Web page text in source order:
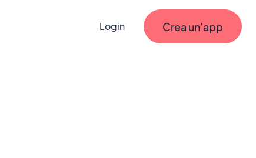
Login Crea un'app